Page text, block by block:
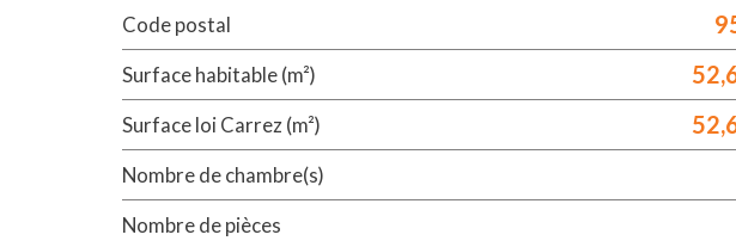
Code postal
Surface habitable (m²)
Surface loi Carrez (m²)
Nombre de chambre(s)
Nombre de pièces